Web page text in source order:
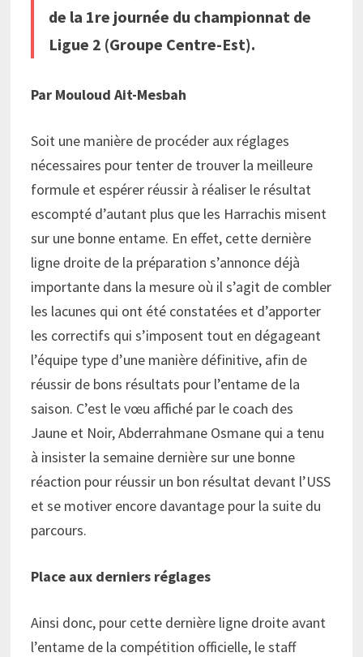
de la 1re journée du championnat de
Ligue 2 (Groupe Centre-Est).
Par Mouloud Ait-Mesbah
Soit une manière de procéder aux réglages
nécessaires pour tenter de trouver la meilleure
formule et espérer réussir à réaliser le résultat
escompté d’autant plus que les Harrachis misent
sur une bonne entame. En effet, cette dernière
ligne droite de la préparation s’annonce déjà
importante dans la mesure où il s’agit de combler
les lacunes qui ont été constatées et d’apporter
les correctifs qui s’imposent tout en dégageant
l’équipe type d’une manière définitive, afin de
réussir de bons résultats pour l’entame de la
saison. C’est le vœu affiché par le coach des
Jaune et Noir, Abderrahmane Osmane qui a tenu
à insister la semaine dernière sur une bonne
réaction pour réussir un bon résultat devant l’USS
et se motiver encore davantage pour la suite du
parcours.
Place aux derniers réglages
Ainsi donc, pour cette dernière ligne droite avant
l’entame de la compétition officielle, le staff